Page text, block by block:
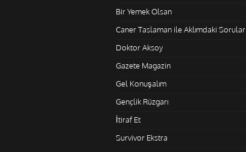
Bir Yemek Olsan
Caner Taslaman ile Aklımdaki Sorular
Doktor Aksoy
Gazete Magazin
Gel Konuşalım
Gençlik Rüzgarı
İtiraf Et
Survivor Ekstra